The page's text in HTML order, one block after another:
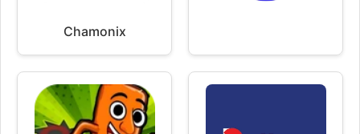
Chamonix